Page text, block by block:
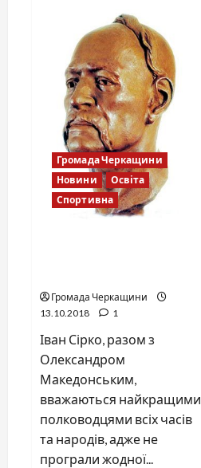
за
часів
КУЧМИ
Громада Черкащини
Новини
Освіта
Спортивна
Громада Черкащини
13.10.2018
1
Іван Сірко, разом з
Олександром
Македонським,
вважаються найкращими
полководцями всіх часів
та народів, адже не
програли жодної...